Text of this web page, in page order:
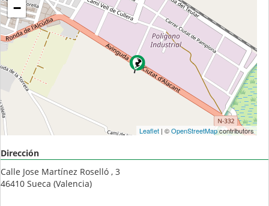
−
Leaflet| ©OpenStreetMapcontributors
Dirección
Calle Jose Martínez Roselló , 3
46410 Sueca (Valencia)